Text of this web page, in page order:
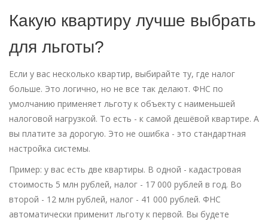
Какую квартиру лучше выбрать
для льготы?
Если у вас несколько квартир, выбирайте ту, где налог
больше. Это логично, но не все так делают. ФНС по
умолчанию применяет льготу к объекту с наименьшей
налоговой нагрузкой. То есть - к самой дешёвой квартире. А
вы платите за дорогую. Это не ошибка - это стандартная
настройка системы.
Пример: у вас есть две квартиры. В одной - кадастровая
стоимость 5 млн рублей, налог - 17 000 рублей в год. Во
второй - 12 млн рублей, налог - 41 000 рублей. ФНС
автоматически применит льготу к первой. Вы будете